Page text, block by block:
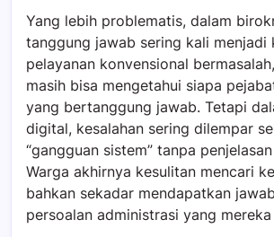
Yang lebih problematis, dalam
tanggung jawab sering kali menjadi
pelayanan konvensional
masih bisa mengetahui siapa
yang bertanggung jawab. Tetapi
digital, kesalahan sering dilempar
“gangguan sistem” tanpa
Warga akhirnya kesulitan mencari
bahkan sekadar mendapatkan
persoalan administrasi yang mereka